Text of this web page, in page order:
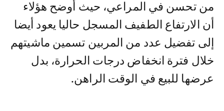
من تحسن في المراعي، حيث أوضح هؤلاء
أن الارتفاع الطفيف المسجل حاليا يعود أيضا
إلى تفضيل عدد من المربين تسمين ماشيتهم
خلال فترة انخفاض درجات الحرارة، بدل
عرضها للبيع في الوقت الراهن.